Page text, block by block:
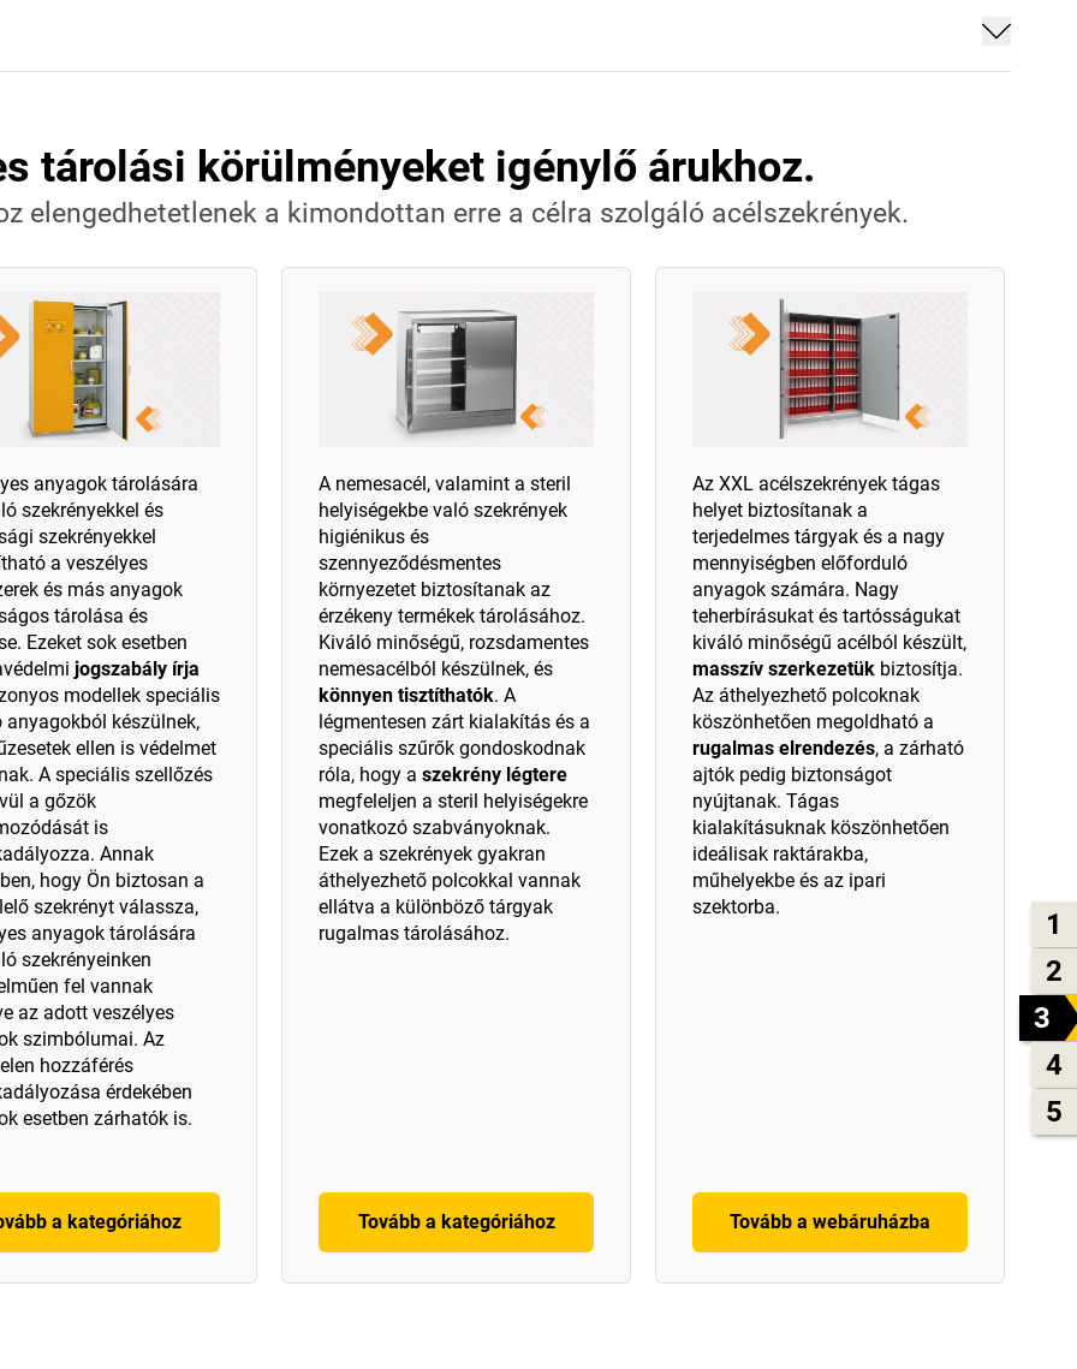
1
2
3
4
5
tárolási körülményeket igénylő árukhoz.
elengedhetetlenek a kimondottan erre a célra szolgáló acélszekrények.
anyagok tárolására
szekrényekkel és
szekrényekkel
a veszélyes
és más anyagok
tárolása és
Ezeket sok esetben
jogszabály írja
modellek speciális
anyagokból készülnek,
ellen is védelmet
A speciális szellőzés
a gőzök
is
Annak
hogy Ön biztosan a
szekrényt válassza,
anyagok tárolására
szekrényeinken
fel vannak
az adott veszélyes
szimbólumai. Az
hozzáférés
érdekében
esetben zárhatók is.
a kategóriához
A nemesacél, valamint a steril
helyiségekbe való szekrények
higiénikus és
szennyeződésmentes
környezetet biztosítanak az
érzékeny termékek tárolásához.
Kiváló minőségű, rozsdamentes
nemesacélból készülnek, és
könnyen tisztíthatók. A
légmentesen zárt kialakítás és a
speciális szűrők gondoskodnak
róla, hogy a szekrény légtere
megfeleljen a steril helyiségekre
vonatkozó szabványoknak.
Ezek a szekrények gyakran
áthelyezhető polcokkal vannak
ellátva a különböző tárgyak
rugalmas tárolásához.
Tovább a kategóriához
Az XXL acélszekrények tágas
helyet biztosítanak a
terjedelmes tárgyak és a nagy
mennyiségben előforduló
anyagok számára. Nagy
teherbírásukat és tartósságukat
kiváló minőségű acélból készült,
masszív szerkezetük biztosítja.
Az áthelyezhető polcoknak
köszönhetően megoldható a
rugalmas elrendezés, a zárható
ajtók pedig biztonságot
nyújtanak. Tágas
kialakításuknak köszönhetően
ideálisak raktárakba,
műhelyekbe és az ipari
szektorba.
Tovább a webáruházba